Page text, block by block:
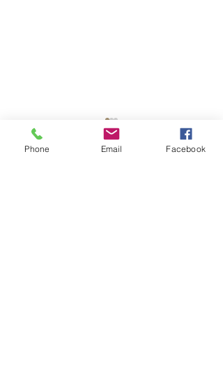
Phone Email Facebook